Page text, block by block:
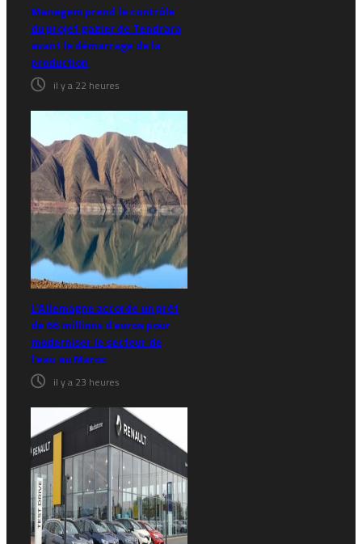
Managem prend le contrôle
du projet gazier de Tendrara
avant le démarrage de la
production
il y a 22 heures
L’Allemagne accorde un prêt
de 66 millions d’euros pour
moderniser le secteur de
l’eau au Maroc
il y a 23 heures